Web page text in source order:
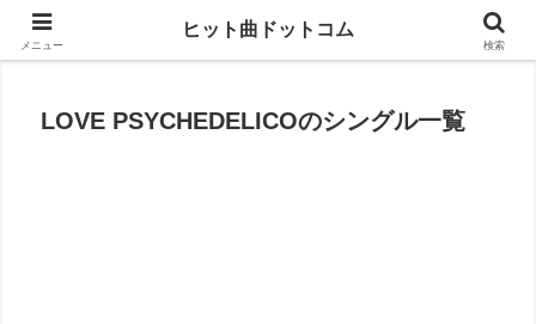
思い出の曲がすぐに見つかる
LOVE PSYCHEDELICOのシングル一覧
メニュー
ヒット曲ドットコム
検索